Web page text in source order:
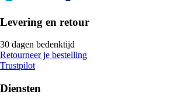
Levering en retour
30 dagen bedenktijd
Retourneer je bestelling
Trustpilot
Diensten